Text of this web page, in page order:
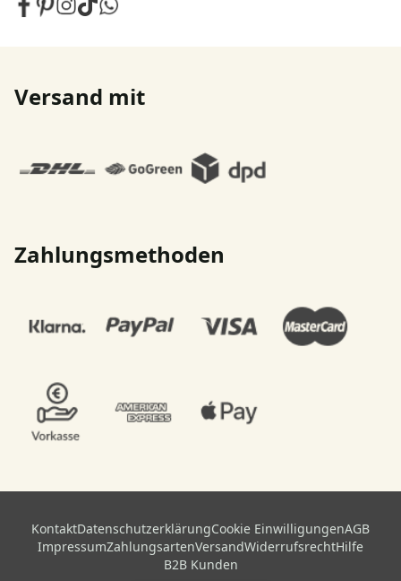
Versand mit
Zahlungsmethoden
KontaktDatenschutzerklärungCookie EinwilligungenAGB
ImpressumZahlungsartenVersandWiderrufsrechtHilfe
B2B Kunden